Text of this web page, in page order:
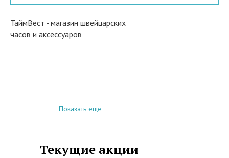
ТаймВест - магазин швейцарских
часов и аксессуаров
Показать еще
Текущие акции